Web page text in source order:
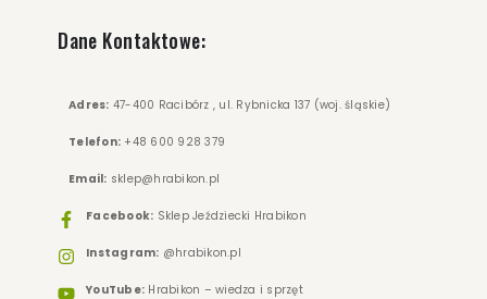
249.00 zł
ZOBACZ WIĘCEJ
Dane Kontaktowe:
Adres: 47-400 Racibórz , ul. Rybnicka 137 (woj. śląskie)
Telefon: +48 600 928 379
Email: sklep@hrabikon.pl
Facebook: Sklep Jeździecki Hrabikon
Instagram: @hrabikon.pl
YouTube: Hrabikon – wiedza i sprzęt